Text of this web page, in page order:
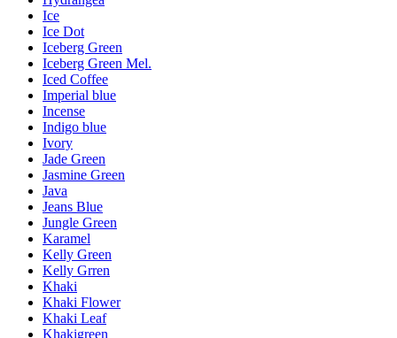
Ice
Ice Dot
Iceberg Green
Iceberg Green Mel.
Iced Coffee
Imperial blue
Incense
Indigo blue
Ivory
Jade Green
Jasmine Green
Java
Jeans Blue
Jungle Green
Karamel
Kelly Green
Kelly Grren
Khaki
Khaki Flower
Khaki Leaf
Khakigreen